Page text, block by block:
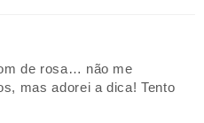
de rosa… não me
mas adorei a dica! Tento